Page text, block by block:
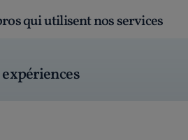
qui utilisent nos services